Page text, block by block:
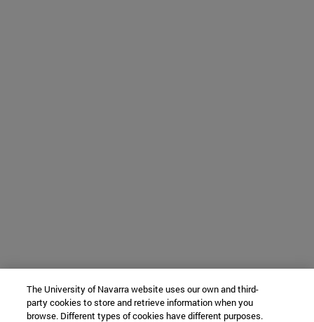
The University of Navarra website uses our own and third-
party cookies to store and retrieve information when you
browse. Different types of cookies have different purposes.